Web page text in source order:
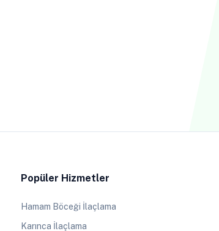
Popüler Hizmetler
Hamam Böceği İlaçlama
Karınca İlaçlama